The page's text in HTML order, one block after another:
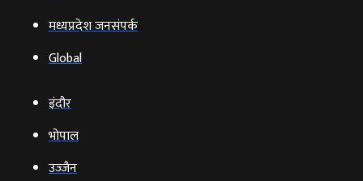
मध्यप्रदेश जनसंपर्क
Global
इंदौर
भोपाल
उज्‍जैन